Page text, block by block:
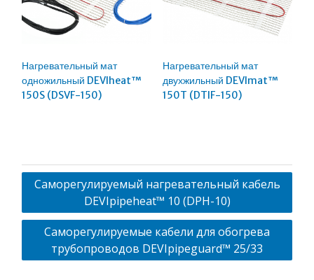
Нагревательный мат
одножильный DEVIheat™
150S (DSVF-150)
Нагревательный мат
двухжильный DEVImat™
150T (DTIF-150)
Навигация
записям
Саморегулируемый нагревательный кабель
DEVIpipeheat™ 10 (DPH-10)
Саморегулируемые кабели для обогрева
трубопроводов DEVIpipeguard™ 25/33